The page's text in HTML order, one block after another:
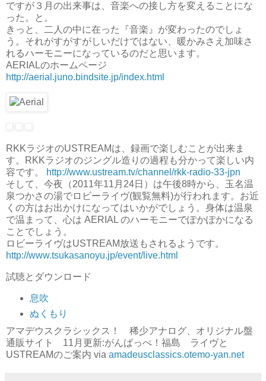
ですが３月の出来事は、音楽への接し方を変えることにな
った。と。
きっと、二人の中に在った『音楽』が変わったのでしょ
う。それがすがすがしいだけではない、暖かみさえ加味さ
れるハーモニーになっているのだと思います。
AERIALのホームページ
http://aerial.juno.bindsite.jp/index.html
RKKラジオのUSTREAMは、録画で楽しむことが出来ま
す。RKKラジオのジングル造りの過程も分かって楽しい内
容です。
http://www.ustream.tv/channel/rkk-radio-33-jpn
そして、今夜（2011年11月24日）は午後8時から、玉名温
泉つかさの湯でロビーライヴ(観覧無料)が行われます。お近
くの方はお出かけになってはいかがでしょう。身体は温泉
で温まって、心は AERIAL のハーモニーでぽかぽかになる
ことでしょう。
ロビーライヴはUSTREAM放送もされるようです。
http://www.tsukasanoyu.jp/event/live.html
試聴とダウンロード
息吹
ぬくもり
アマデウスクラシックス！ 稀少アナログ、オリジナル盤
通販サイト 11月更新:がんばっぺ！福島 ライヴと
USTREAMのご案内 via amadeusclassics.otemo-yan.net